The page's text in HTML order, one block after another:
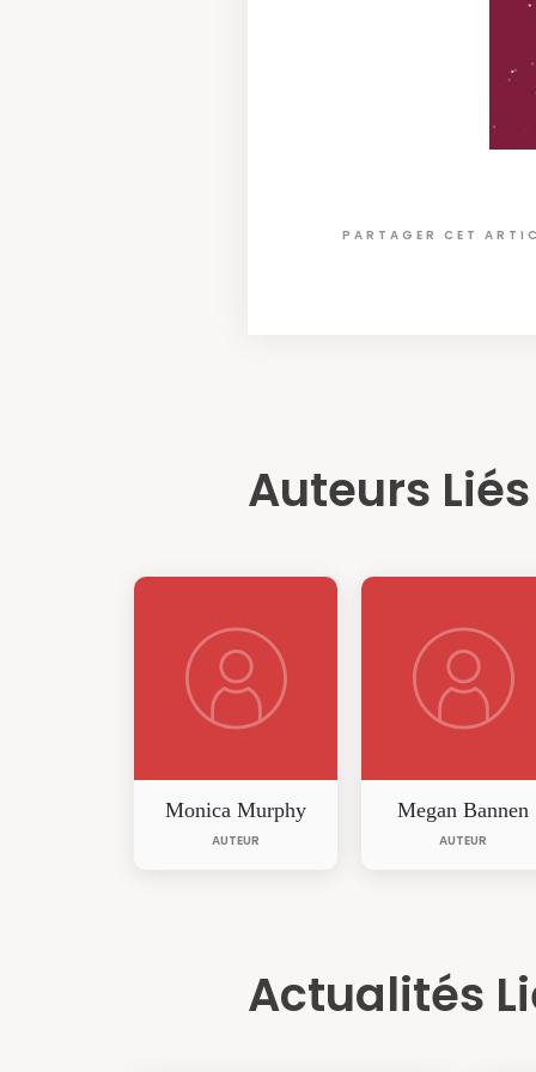
PARTAGER CET
Auteurs Liés
Monica Murphy
AUTEUR
Megan Bannen
AUTEUR
Actualités